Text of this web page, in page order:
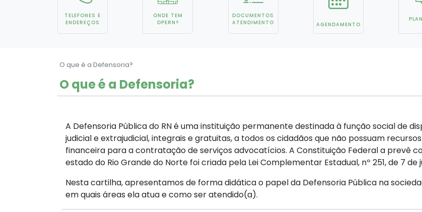
TELEFONES E
ENDEREÇOS
ONDE TEM
DPERN?
DOCUMENTOS
ATENDIMENTO
AGENDAMENTO
O que é a Defensoria?
O que é a Defensoria?
A Defensoria Pública do RN é uma instituição permanente destinada à função social de
judicial e extrajudicial, integrais e gratuitas, a todos os cidadãos que não possuam
financeira para a contratação de serviços advocatícios. A Constituição Federal a prevê
estado do Rio Grande do Norte foi criada pela Lei Complementar Estadual, nº 251, de 7 de
Nesta cartilha, apresentamos de forma didática o papel da Defensoria Pública na
em quais áreas ela atua e como ser atendido(a).